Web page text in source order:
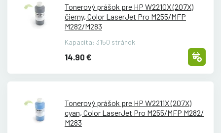
Tonerový prášok pre HP W2210X (207X)
čierny, Color LaserJet Pro M255/MFP
M282/M283
Kapacita: 3150 stránok
14.90 €
Tonerový prášok pre HP W2211X (207X)
cyan, Color LaserJet Pro M255/MFP M282/
M283